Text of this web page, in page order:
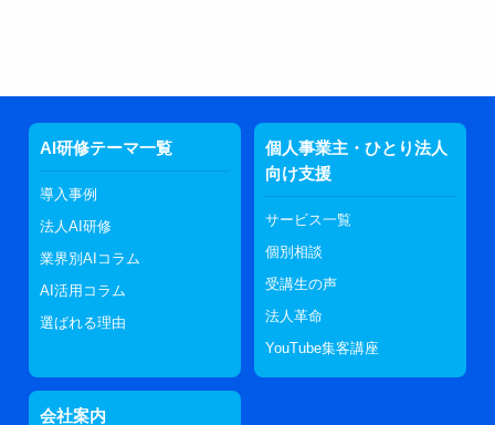
AI研修テーマ一覧
導入事例
法人AI研修
業界別AIコラム
AI活用コラム
選ばれる理由
個人事業主・ひとり法人
向け支援
サービス一覧
個別相談
受講生の声
法人革命
YouTube集客講座
会社案内